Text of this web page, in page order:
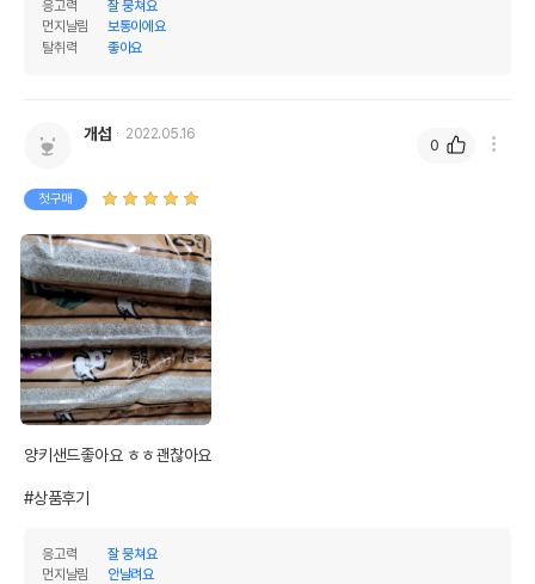
상품 필수 정보
품명 및 모델명
받았음을 확인할수 있는
제조국 또는 원산지
응고력
잘 뭉쳐요
먼지날림
보통이에요
탈취력
좋아요
개섭 2022.05.16
첫구매
양키샌드좋아요 ㅎㅎ괜찮아요
#상품후기
응고력
잘 뭉쳐요
먼지날림
안날려요
0